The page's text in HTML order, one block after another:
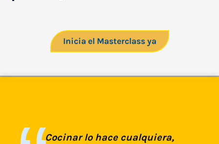
Inicia el Masterclass ya
Cocinar lo hace cualquiera,